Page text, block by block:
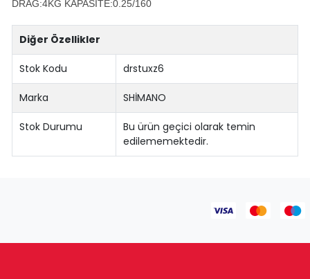
DRAG:4KG KAPASİTE:0.25/160
Diğer Özellikler
Stok Kodu drstuxz6
Marka SHİMANO
Stok Durumu
Bu ürün geçici olarak temin
edilememektedir.